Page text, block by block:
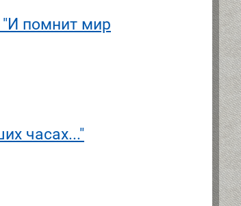
"И помнит мир
часах..."